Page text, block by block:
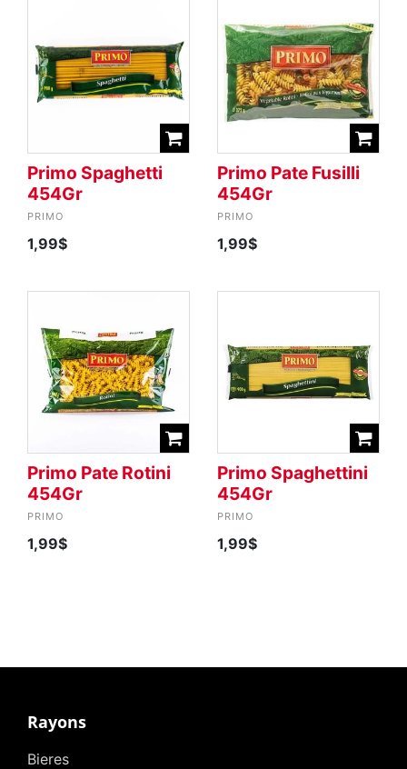
Primo Spaghetti
454Gr
PRIMO
1,99$
Primo Pate Fusilli
454Gr
PRIMO
1,99$
Primo Pate Rotini
454Gr
PRIMO
1,99$
Primo Spaghettini
454Gr
PRIMO
1,99$
Rayons
Bieres